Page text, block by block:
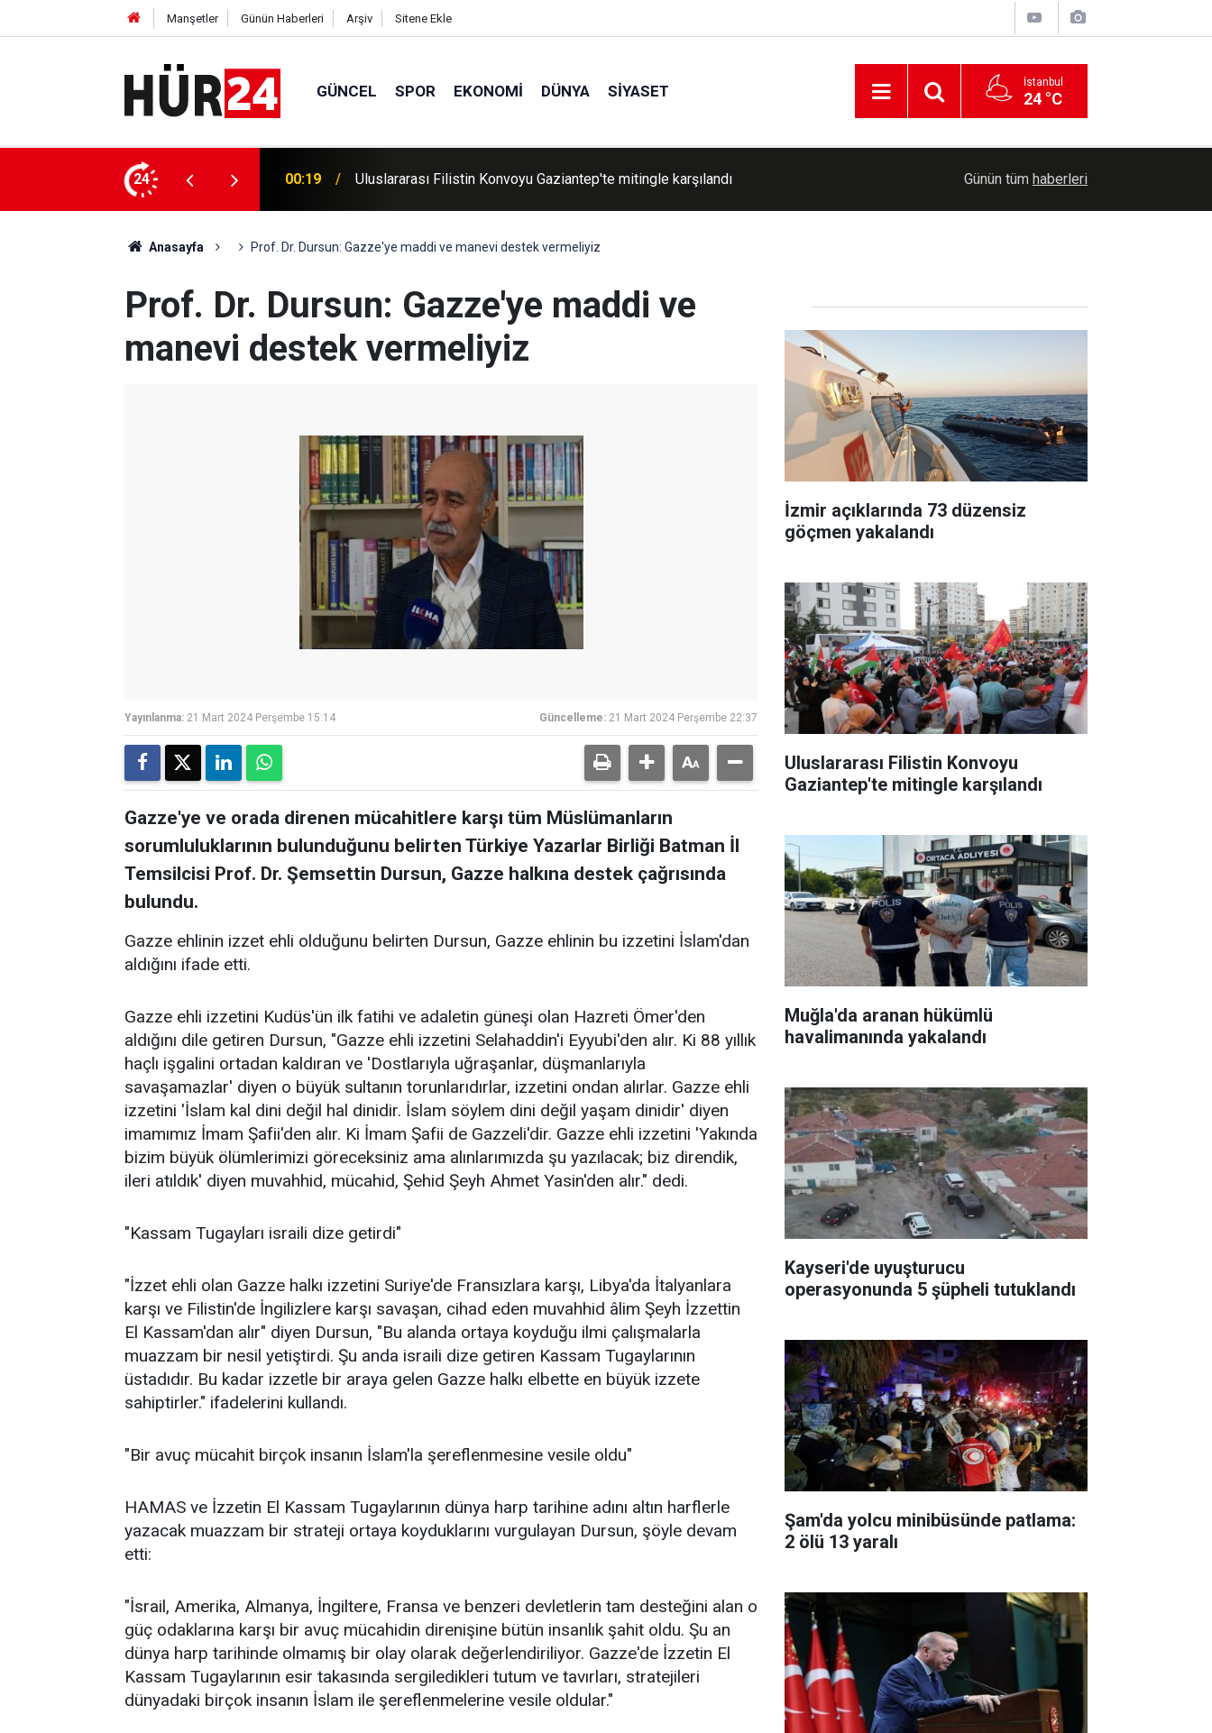
Manşetler Günün Haberleri Arşiv Sitene Ekle
GÜNCEL SPOR EKONOMI DÜNYA SIYASET İstanbul
24 °C
24
mitingle karşılandı 00:15 Muğla'da aranan hükümlü havalimanında yakalandı Kayseri'de uyuşturucu operasyonunda 5
Günün tüm haberleri
Anasayfa Prof. Dr. Dursun: Gazze'ye maddi ve manevi destek vermeliyiz
Prof. Dr. Dursun: Gazze'ye maddi ve
manevi destek vermeliyiz
Yayınlanma: 21 Mart 2024 Perşembe 15:14 Güncelleme: 21 Mart 2024 Perşembe 22:37
Gazze'ye ve orada direnen mücahitlere karşı tüm Müslümanların
sorumluluklarının bulunduğunu belirten Türkiye Yazarlar Birliği Batman İl
Temsilcisi Prof. Dr. Şemsettin Dursun, Gazze halkına destek çağrısında
bulundu.
Gazze ehlinin izzet ehli olduğunu belirten Dursun, Gazze ehlinin bu izzetini İslam'dan
aldığını ifade etti.
Gazze ehli izzetini Kudüs'ün ilk fatihi ve adaletin güneşi olan Hazreti Ömer'den
aldığını dile getiren Dursun, "Gazze ehli izzetini Selahaddin'i Eyyubi'den alır. Ki 88 yıllık
haçlı işgalini ortadan kaldıran ve 'Dostlarıyla uğraşanlar, düşmanlarıyla
savaşamazlar' diyen o büyük sultanın torunlarıdırlar, izzetini ondan alırlar. Gazze ehli
izzetini 'İslam kal dini değil hal dinidir. İslam söylem dini değil yaşam dinidir' diyen
imamımız İmam Şafii'den alır. Ki İmam Şafii de Gazzeli'dir. Gazze ehli izzetini 'Yakında
bizim büyük ölümlerimizi göreceksiniz ama alınlarımızda şu yazılacak; biz direndik,
ileri atıldık' diyen muvahhid, mücahid, Şehid Şeyh Ahmet Yasin'den alır." dedi.
"Kassam Tugayları israili dize getirdi"
"İzzet ehli olan Gazze halkı izzetini Suriye'de Fransızlara karşı, Libya'da İtalyanlara
karşı ve Filistin'de İngilizlere karşı savaşan, cihad eden muvahhid âlim Şeyh İzzettin
El Kassam'dan alır" diyen Dursun, "Bu alanda ortaya koyduğu ilmi çalışmalarla
muazzam bir nesil yetiştirdi. Şu anda israili dize getiren Kassam Tugaylarının
üstadıdır. Bu kadar izzetle bir araya gelen Gazze halkı elbette en büyük izzete
sahiptirler." ifadelerini kullandı.
"Bir avuç mücahit birçok insanın İslam'la şereflenmesine vesile oldu"
HAMAS ve İzzetin El Kassam Tugaylarının dünya harp tarihine adını altın harflerle
yazacak muazzam bir strateji ortaya koyduklarını vurgulayan Dursun, şöyle devam
etti:
"İsrail, Amerika, Almanya, İngiltere, Fransa ve benzeri devletlerin tam desteğini alan o
güç odaklarına karşı bir avuç mücahidin direnişine bütün insanlık şahit oldu. Şu an
dünya harp tarihinde olmamış bir olay olarak değerlendiriliyor. Gazze'de İzzetin El
Kassam Tugaylarının esir takasında sergiledikleri tutum ve tavırları, stratejileri
dünyadaki birçok insanın İslam ile şereflenmelerine vesile oldular."
İzmir açıklarında 73 düzensiz
göçmen yakalandı
Uluslararası Filistin Konvoyu
Gaziantep'te mitingle karşılandı
Muğla'da aranan hükümlü
havalimanında yakalandı
Kayseri'de uyuşturucu
operasyonunda 5 şüpheli tutuklandı
Şam'da yolcu minibüsünde patlama:
2 ölü 13 yaralı